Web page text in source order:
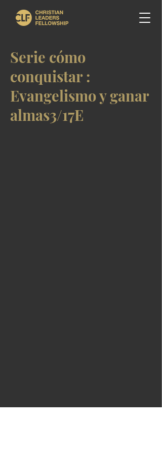
Serie cómo
conquistar :
Evangelismo y ganar
almas3/17E